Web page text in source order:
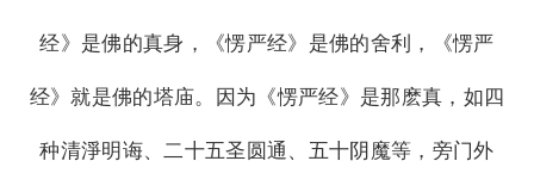
经》是佛的真身，《愣严经》是佛的舍利，《愣严
经》就是佛的塔庙。因为《愣严经》是那麽真，如四
种清淨明诲、二十五圣圆通、五十阴魔等，旁门外